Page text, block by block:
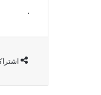
.